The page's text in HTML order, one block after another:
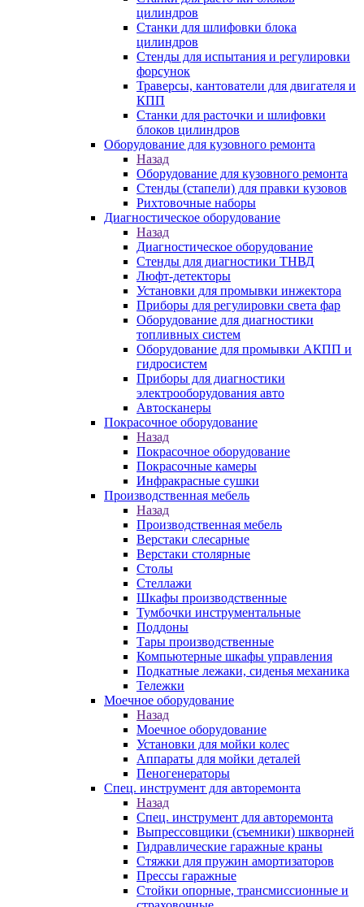
цилиндров
Станки для шлифовки блока
цилиндров
Стенды для испытания и регулировки
форсунок
Траверсы, кантователи для двигателя и
КПП
Станки для расточки и шлифовки
блоков цилиндров
Оборудование для кузовного ремонта
Назад
Оборудование для кузовного ремонта
Стенды (стапели) для правки кузовов
Рихтовочные наборы
Диагностическое оборудование
Назад
Диагностическое оборудование
Стенды для диагностики ТНВД
Люфт-детекторы
Установки для промывки инжектора
Приборы для регулировки света фар
Оборудование для диагностики
топливных систем
Оборудование для промывки АКПП и
гидросистем
Приборы для диагностики
электрооборудования авто
Автосканеры
Покрасочное оборудование
Назад
Покрасочное оборудование
Покрасочные камеры
Инфракрасные сушки
Производственная мебель
Назад
Производственная мебель
Верстаки слесарные
Верстаки столярные
Столы
Стеллажи
Шкафы производственные
Тумбочки инструментальные
Поддоны
Тары производственные
Компьютерные шкафы управления
Подкатные лежаки, сиденья механика
Тележки
Моечное оборудование
Назад
Моечное оборудование
Установки для мойки колес
Аппараты для мойки деталей
Пеногенераторы
Спец. инструмент для авторемонта
Назад
Спец. инструмент для авторемонта
Выпрессовщики (съемники) шкворней
Гидравлические гаражные краны
Стяжки для пружин амортизаторов
Прессы гаражные
Стойки опорные, трансмиссионные и